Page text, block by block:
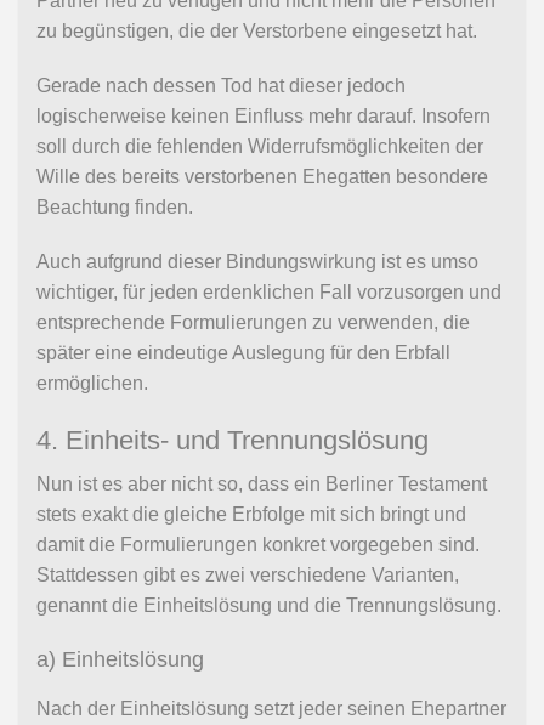
zu begünstigen, die der Verstorbene eingesetzt hat.
Gerade nach dessen Tod hat dieser jedoch
logischerweise keinen Einfluss mehr darauf. Insofern
soll durch die fehlenden Widerrufsmöglichkeiten der
Wille des bereits verstorbenen Ehegatten besondere
Beachtung finden.
Auch aufgrund dieser Bindungswirkung ist es umso
wichtiger, für jeden erdenklichen Fall vorzusorgen und
entsprechende Formulierungen zu verwenden, die
später eine eindeutige Auslegung für den Erbfall
ermöglichen.
4. Einheits- und Trennungslösung
Nun ist es aber nicht so, dass ein Berliner Testament
stets exakt die gleiche Erbfolge mit sich bringt und
damit die Formulierungen konkret vorgegeben sind.
Stattdessen gibt es zwei verschiedene Varianten,
genannt die Einheitslösung und die Trennungslösung.
a) Einheitslösung
Nach der Einheitslösung setzt jeder seinen Ehepartner